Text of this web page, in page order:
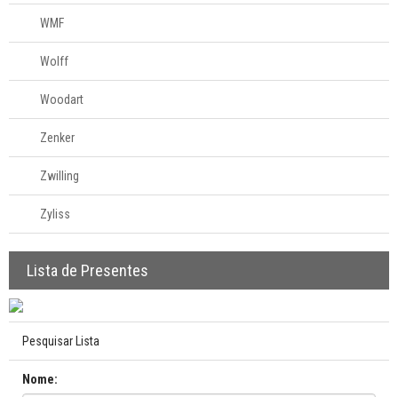
WMF
Wolff
Woodart
Zenker
Zwilling
Zyliss
Lista de Presentes
Pesquisar Lista
Nome: